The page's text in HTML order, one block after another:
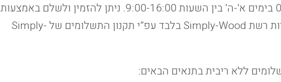
בטלפון 077-7298841 בימים א’-ה’ בין השעות 9:00-16:00. ניתן להזמין ולשלם באמצעות
מזומן ו/או צ’קים בחנויות רשת Simply-Wood בלבד עפ”י תקנון התשלומים של Simply-
ללא ריבית בתנאים הבאים: